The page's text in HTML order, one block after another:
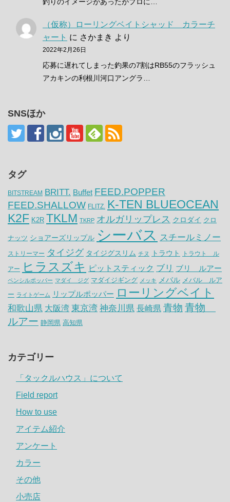
（仮称）ローリングベイトシャッド カラーチ
ャート に さかまき より
2022年2月26日
応募に遅れてしまった釣果の7割はRB55のフラッシュ
アカキンの利根川河口アングラ…
SNSほか
タグ
BITSTREAM BRITT. Buffet FEED.POPPER
FEED.SHALLOW FLITZ. K-TEN BLUEOCEAN
K2F K2R TKLM TKRP オルガリップレス クロダイ クロ
ナッツ ショアーズリップル シーバス スチールミノー
ストリーマー タイジグ タイジグスリム チヌ トラウト トラウト ル
アー ヒラスズキ ピットスティック ブリ ブリ ルアー
ペンシルポッパー マダイ ジグ マダイジギング メッキ メバル メバル ルア
ー ライトゲーム リップルポッパー ローリングベイト
和歌山県 大阪湾 東京湾 神奈川県 長崎県 青物 青物
ルアー 静岡県 高知県
カテゴリー
「タックルハウス」について
Field report
How to use
アイテム紹介
アンケート
カラー
その他
小売店